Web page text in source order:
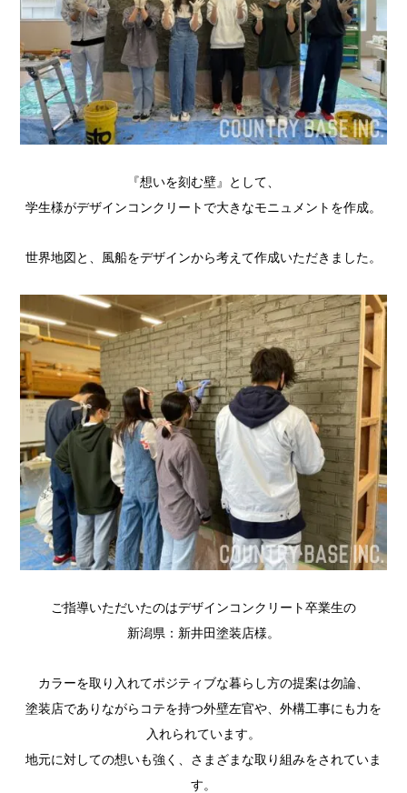
『想いを刻む壁』として、
学生様がデザインコンクリートで大きなモニュメントを作成。
世界地図と、風船をデザインから考えて作成いただきました。
ご指導いただいたのはデザインコンクリート卒業生の
新潟県：新井田塗装店様。
カラーを取り入れてポジティブな暮らし方の提案は勿論、
塗装店でありながらコテを持つ外壁左官や、外構工事にも力を
入れられています。
地元に対しての想いも強く、さまざまな取り組みをされていま
す。